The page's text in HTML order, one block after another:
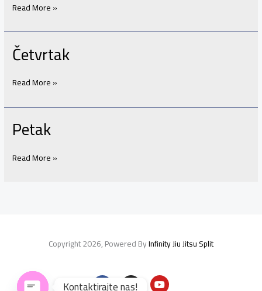
Read More »
Četvrtak
Četvrtak
Read More »
Petak
Petak
Read More »
Copyright 2026, Powered ByInfinity Jiu Jitsu Split
F I Y
Kontaktirajte nas!